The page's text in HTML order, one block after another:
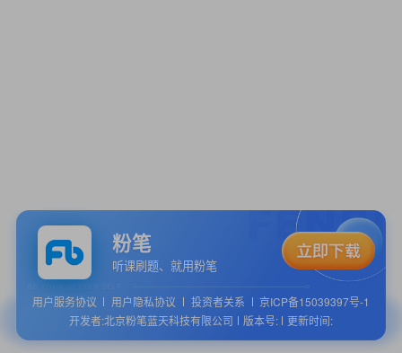
粉笔
听课刷题、就用粉笔
用户服务协议 用户隐私协议 投资者关系
京ICP备15039397号-1
开发者:北京粉笔蓝天科技有限公司
版本号: 更新时间: